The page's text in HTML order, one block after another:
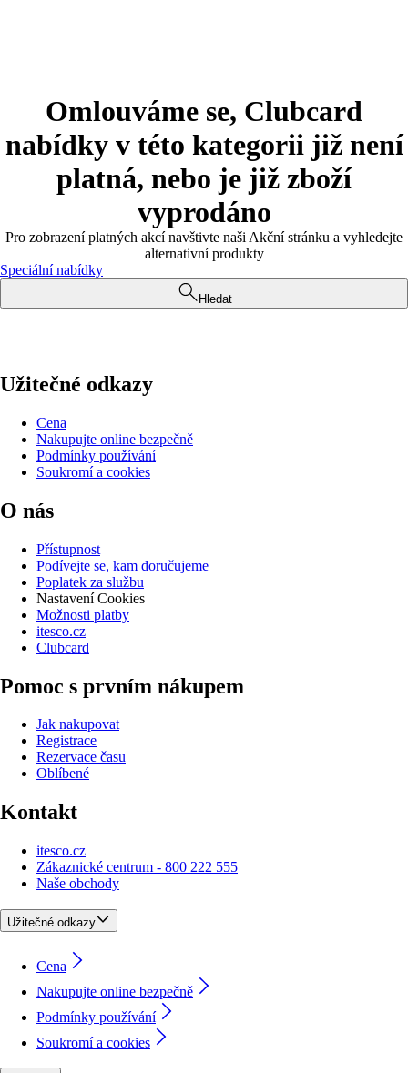
Omlouváme se, Clubcard
nabídky v této kategorii již není
platná, nebo je již zboží
vyprodáno
Pro zobrazení platných akcí navštivte naši Akční stránku a vyhledejte
alternativní produkty
Speciální nabídky
Hledat
Užitečné odkazy
Cena
Nakupujte online bezpečně
Podmínky používání
Soukromí a cookies
O nás
Přístupnost
Podívejte se, kam doručujeme
Poplatek za službu
Nastavení Cookies
Možnosti platby
itesco.cz
Clubcard
Pomoc s prvním nákupem
Jak nakupovat
Registrace
Rezervace času
Oblíbené
Kontakt
itesco.cz
Zákaznické centrum - 800 222 555
Naše obchody
Užitečné odkazy
Cena
Nakupujte online bezpečně
Podmínky používání
Soukromí a cookies